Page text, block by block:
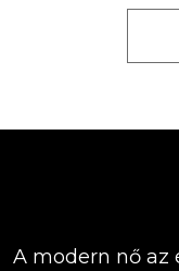
A modern nő az